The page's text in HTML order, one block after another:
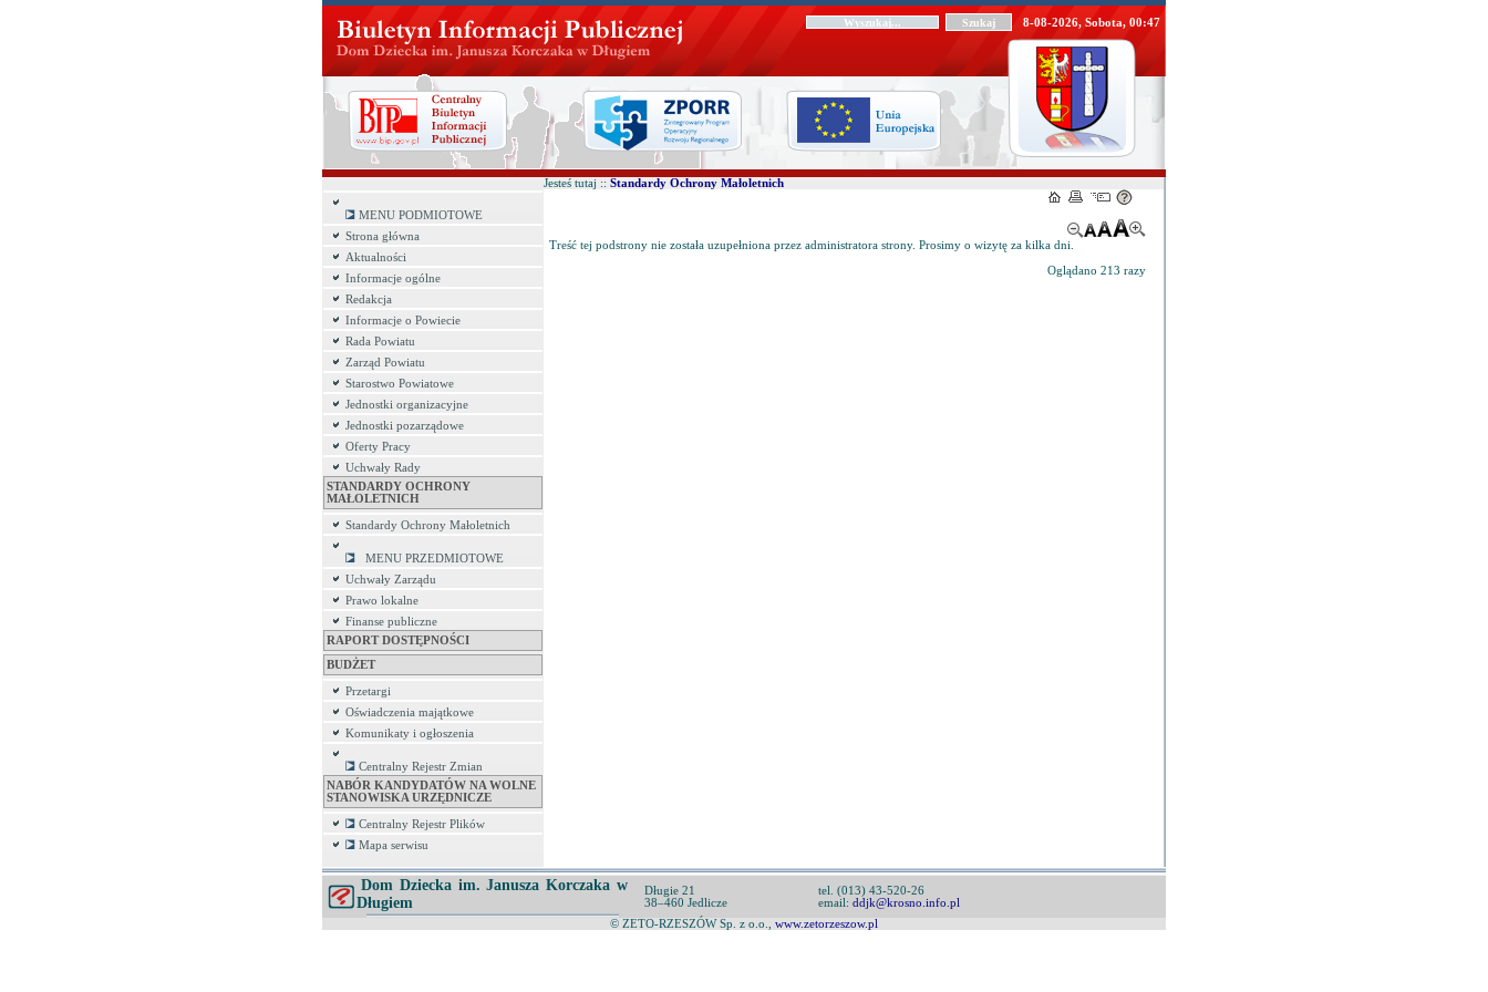
8-08-2026, Sobota, 00:47
MENU PODMIOTOWE
Strona główna
Aktualności
Informacje ogólne
Redakcja
Informacje o Powiecie
Rada Powiatu
Zarząd Powiatu
Starostwo Powiatowe
Jednostki organizacyjne
Jednostki pozarządowe
Oferty Pracy
Uchwały Rady
STANDARDY OCHRONY
MAŁOLETNICH
Standardy Ochrony Małoletnich
MENU PRZEDMIOTOWE
Uchwały Zarządu
Prawo lokalne
Finanse publiczne
RAPORT DOSTĘPNOŚCI
BUDŻET
Przetargi
Oświadczenia majątkowe
Komunikaty i ogłoszenia
Centralny Rejestr Zmian
NABÓR KANDYDATÓW NA WOLNE
STANOWISKA URZĘDNICZE
Centralny Rejestr Plików
Mapa serwisu
Jesteś tutaj :: Standardy Ochrony Małoletnich
Treść tej podstrony nie została uzupełniona przez administratora strony. Prosimy o wizytę za kilka dni.
Oglądano 213 razy
Dom Dziecka im. Janusza Korczaka w
Długiem
Długie 21
38–460 Jedlicze
tel. (013) 43-520-26
email: ddjk@krosno.info.pl
© ZETO-RZESZÓW Sp. z o.o., www.zetorzeszow.pl